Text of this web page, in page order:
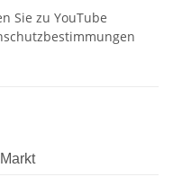
Sie zu YouTube